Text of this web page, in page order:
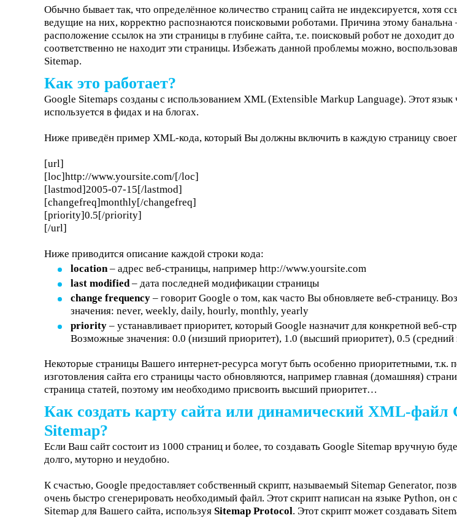
Обычно бывает так, что определённое количество страниц сайта не индексируется, хотя
ведущие на них, корректно распознаются поисковыми роботами. Причина этому банальна
расположение ссылок на эти страницы в глубине сайта, т.е. поисковый робот не доходит
соответственно не находит эти страницы. Избежать данной проблемы можно,
Sitemap.
Как это работает?
Google Sitemaps созданы с использованием XML(Extensible Markup Language). Этот язык
используется в фидах и на блогах.
Ниже приведён пример XML-кода, который Вы должны включить в каждую страницу
[url]
[loc]http://www.yoursite.com/[/loc]
[lastmod]2005-07-15[/lastmod]
[changefreq]monthly[/changefreq]
[priority]0.5[/priority]
[/url]
Ниже приводится описание каждой строки кода:
location– адрес веб-страницы, например http://www.yoursite.com
last modified– дата последней модификации страницы
change frequency – говорит Google о том, как часто Вы обновляете веб-страницу.
значения: never, weekly, daily, hourly, monthly, yearly
priority – устанавливает приоритет, который Google назначит для конкретной веб-
Возможные значения: 0.0 (низший приоритет), 1.0 (высший приоритет), 0.5 (средний
Некоторые страницы Вашего интернет-ресурса могут быть особенно приоритетными, т.к.
изготовления сайта его страницы часто обновляются, например главная (домашняя)
страница статей, поэтому им необходимо присвоить высший приоритет…
Как создать карту сайта или динамический XML-файл
Sitemap?
Если Ваш сайт состоит из 1000 страниц и более, то создавать Google Sitemap вручную
долго, муторно и неудобно.
К счастью, Google предоставляет собственный скрипт, называемый Sitemap Generator,
очень быстро сгенерировать необходимый файл. Этот скрипт написан на языке Python, он
Sitemap для Вашего сайта, используя Sitemap Protocol. Этот скрипт может создавать